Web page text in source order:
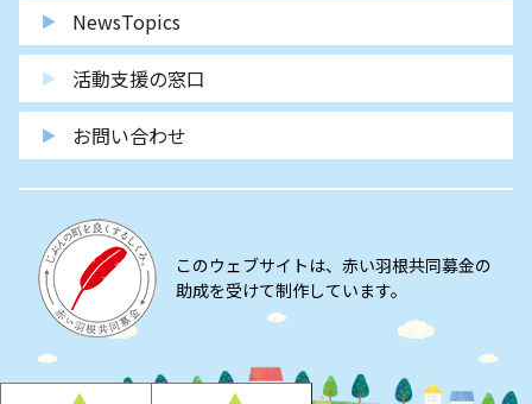
NewsTopics
活動支援の窓口
お問い合わせ
このウェブサイトは、赤い羽根共同募金の
助成を受けて制作しています。